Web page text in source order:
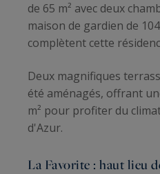
de 65 m² avec deux
maison de gardien de
complètent cette
Deux magnifiques
été aménagés, offrant
m² pour profiter du
d'Azur.
La Favorite : haut lieu